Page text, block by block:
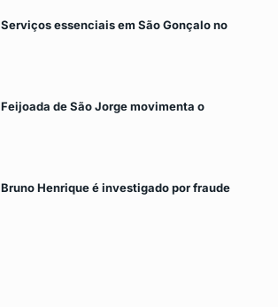
Serviços essenciais em São Gonçalo no
Feijoada de São Jorge movimenta o
Bruno Henrique é investigado por fraude